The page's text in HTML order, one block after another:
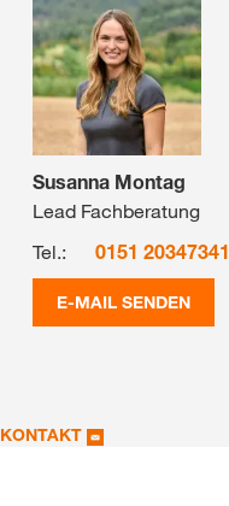
Susanna Montag
Lead Fachberatung
Tel.:
0151 20347341
E-MAIL SENDEN
KONTAKT